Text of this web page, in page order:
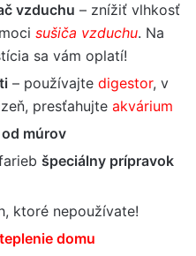
vzduchu – znížiť vlhkosť
sušiča vzduchu. Na
sa vám oplatí!
– používajte digestor, v
presťahujte akvárium
múrov
špeciálny prípravok
ktoré nepoužívate!
domu